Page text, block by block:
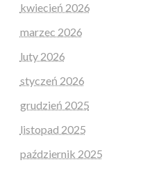
kwiecień 2026
marzec 2026
luty 2026
styczeń 2026
grudzień 2025
listopad 2025
październik 2025